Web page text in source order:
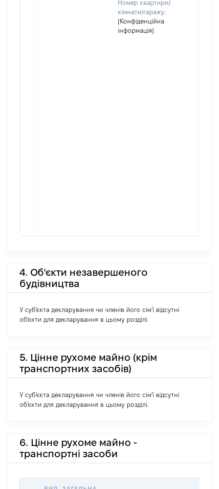
Номер квартири/
кімнати/гаражу:
[Конфіденційна
інформація]
4. Об'єкти незавершеного
будівництва
У суб'єкта декларування чи членів його сім'ї відсутні
об'єкти для декларування в цьому розділі.
5. Цінне рухоме майно (крім
транспортних засобів)
У суб'єкта декларування чи членів його сім'ї відсутні
об'єкти для декларування в цьому розділі.
6. Цінне рухоме майно -
транспортні засоби